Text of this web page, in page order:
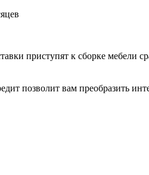
приступят к сборке мебели
позволит вам преобразить